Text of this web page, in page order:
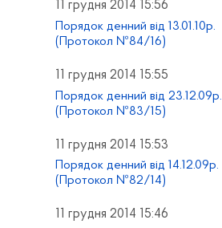
11 грудня 2014 15:56
Порядок денний від 13.01.10р.
(Протокол №84/16)
11 грудня 2014 15:55
Порядок денний від 23.12.09р.
(Протокол №83/15)
11 грудня 2014 15:53
Порядок денний від 14.12.09р.
(Протокол №82/14)
11 грудня 2014 15:46